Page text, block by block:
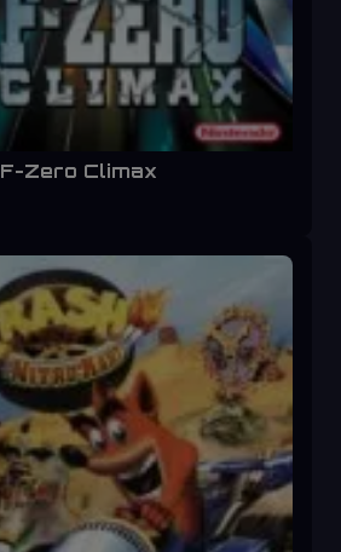
F-Zero Climax